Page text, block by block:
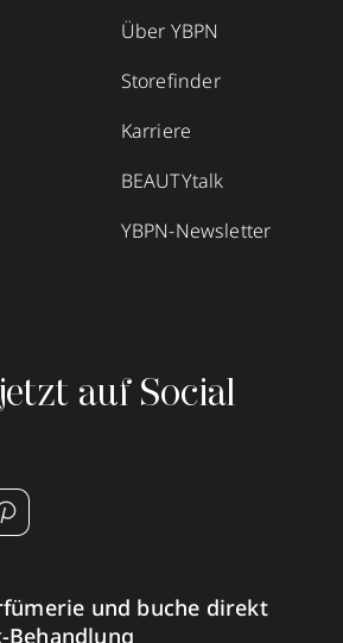
Über YBPN
Storefinder
Karriere
BEAUTYtalk
YBPN-Newsletter
auf Social
und buche direkt
Behandlung